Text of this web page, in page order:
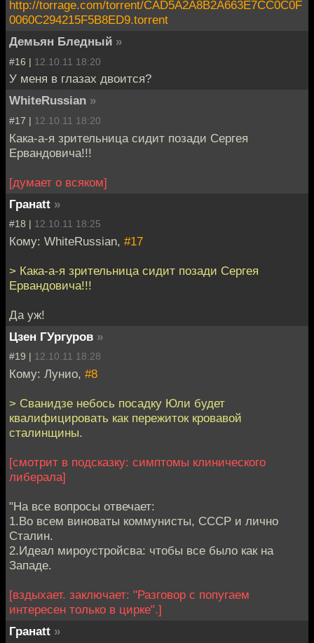
http://torrage.com/torrent/CAD5A2A8B2A663E7CC0C0F
0060C294215F5B8ED9.torrent
Демьян Бледный »
#16 | 12.10.11 18:20
У меня в глазах двоится?
WhiteRussian »
#17 | 12.10.11 18:20
Кака-а-я зрительница сидит позади Сергея
Ервандовича!!!
[думает о всяком]
Гранаtt »
#18 | 12.10.11 18:25
Кому: WhiteRussian, #17
> Кака-а-я зрительница сидит позади Сергея
Ервандовича!!!
Да уж!
Цзен ГУргуров »
#19 | 12.10.11 18:28
Кому: Лунио, #8
> Сванидзе небось посадку Юли будет
квалифицировать как пережиток кровавой
сталинщины.
[смотрит в подсказку: симптомы клинического
либерала]
"На все вопросы отвечает:
1.Во всем виноваты коммунисты, СССР и лично
Сталин.
2.Идеал мироустройсва: чтобы все было как на
Западе.
[вздыхает. заключает: "Разговор с попугаем
интересен только в цирке".]
Гранаtt »